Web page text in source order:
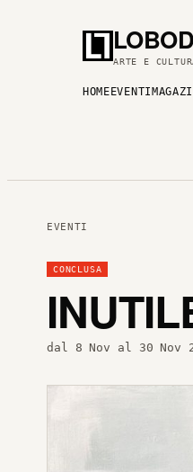
ARTE E
HOME EVENTI
EVENTI
CONCLUSA
dal 8 Nov al 30 Nov